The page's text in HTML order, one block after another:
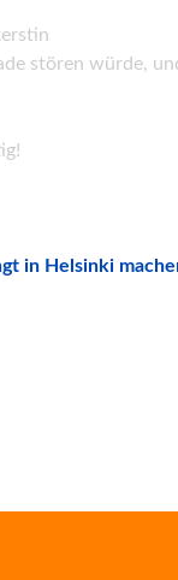
stören würde,
in Helsinki